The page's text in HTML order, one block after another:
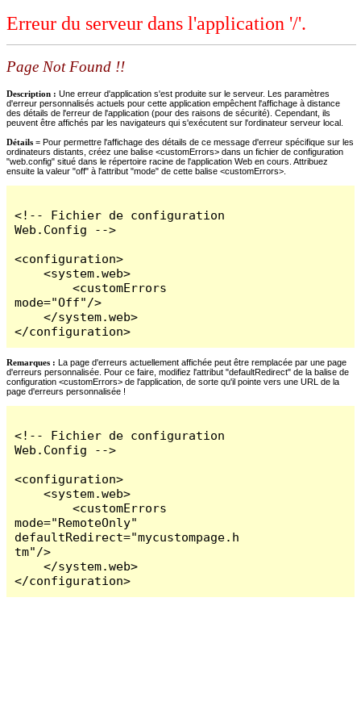
Erreur du serveur dans l'application '/'.
Page Not Found !!
Description : Une erreur d'application s'est produite sur le serveur. Les paramètres
d'erreur personnalisés actuels pour cette application empêchent l'affichage à distance
des détails de l'erreur de l'application (pour des raisons de sécurité). Cependant, ils
peuvent être affichés par les navigateurs qui s'exécutent sur l'ordinateur serveur local.
Détails = Pour permettre l'affichage des détails de ce message d'erreur spécifique sur les
ordinateurs distants, créez une balise <customErrors> dans un fichier de configuration
"web.config" situé dans le répertoire racine de l'application Web en cours. Attribuez
ensuite la valeur "off" à l'attribut "mode" de cette balise <customErrors>.
<!-- Fichier de configuration
Web.Config -->
<configuration>
    <system.web>
        <customErrors
mode="Off"/>
    </system.web>
</configuration>
Remarques : La page d'erreurs actuellement affichée peut être remplacée par une page
d'erreurs personnalisée. Pour ce faire, modifiez l'attribut "defaultRedirect" de la balise de
configuration <customErrors> de l'application, de sorte qu'il pointe vers une URL de la
page d'erreurs personnalisée !
<!-- Fichier de configuration
Web.Config -->
<configuration>
    <system.web>
        <customErrors
mode="RemoteOnly"
defaultRedirect="mycustompage.h
tm"/>
    </system.web>
</configuration>